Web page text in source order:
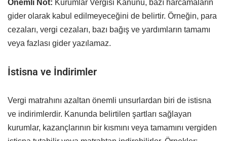
Önemli Not: Kurumlar Vergisi Kanunu, bazı harcamaların
gider olarak kabul edilmeyeceğini de belirtir. Örneğin, para
cezaları, vergi cezaları, bazı bağış ve yardımların tamamı
veya fazlası gider yazılamaz.
İstisna ve İndirimler
Vergi matrahını azaltan önemli unsurlardan biri de istisna
ve indirimlerdir. Kanunda belirtilen şartları sağlayan
kurumlar, kazançlarının bir kısmını veya tamamını vergiden